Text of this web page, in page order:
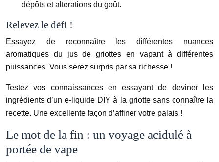
dépôts et altérations du goût.
Relevez le défi !
Essayez de reconnaître les différentes nuances
aromatiques du jus de griottes en vapant à différentes
puissances. Vous serez surpris par sa richesse !
Testez vos connaissances en essayant de deviner les
ingrédients d’un e-liquide DIY à la griotte sans connaître la
recette. Une excellente façon d’affiner votre palais !
Le mot de la fin : un voyage acidulé à
portée de vape